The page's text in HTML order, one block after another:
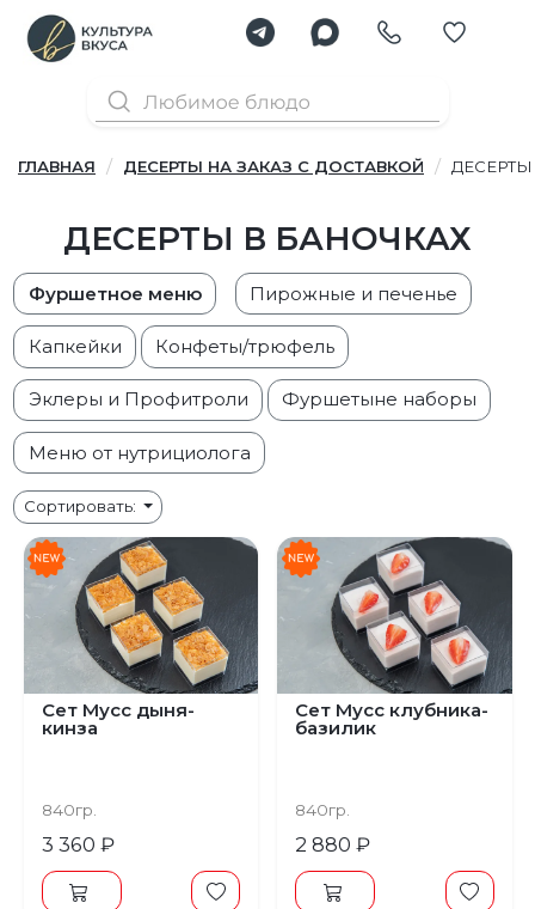
ГЛАВНАЯ ДЕСЕРТЫ НА ЗАКАЗ С ДОСТАВКОЙ
ДЕСЕРТЫ В БАНОЧКАХ
Фуршетное меню Пирожные и печенье
Капкейки Конфеты/трюфель
Эклеры и Профитроли Фуршетыне наборы
Меню от нутрициолога
Сортировать:
Сет Мусс дыня-
кинза
840гр.
3 360 ₽
Сет Мусс клубника-
базилик
840гр.
2 880 ₽